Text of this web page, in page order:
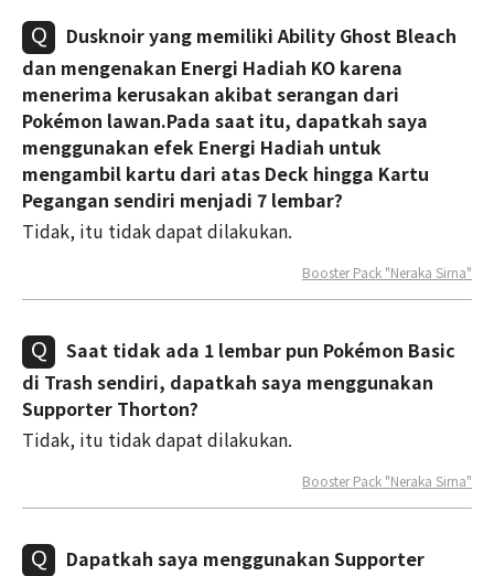
Dusknoir yang memiliki Ability Ghost Bleach
dan mengenakan Energi Hadiah KO karena
menerima kerusakan akibat serangan dari
Pokémon lawan.Pada saat itu, dapatkah saya
menggunakan efek Energi Hadiah untuk
mengambil kartu dari atas Deck hingga Kartu
Pegangan sendiri menjadi 7 lembar?
Tidak, itu tidak dapat dilakukan.
Booster Pack "Neraka Sirna"
Saat tidak ada 1 lembar pun Pokémon Basic
di Trash sendiri, dapatkah saya menggunakan
Supporter Thorton?
Tidak, itu tidak dapat dilakukan.
Booster Pack "Neraka Sirna"
Dapatkah saya menggunakan Supporter